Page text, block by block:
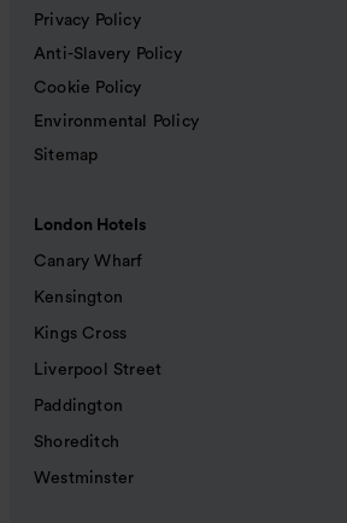
Privacy Policy
Anti-Slavery Policy
Cookie Policy
Environmental Policy
Sitemap
London Hotels
Canary Wharf
Kensington
Kings Cross
Liverpool Street
Paddington
Shoreditch
Westminster